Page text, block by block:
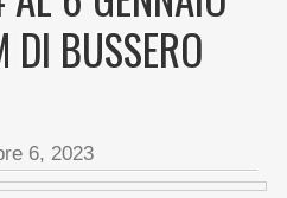
BUSSERO
6, 2023